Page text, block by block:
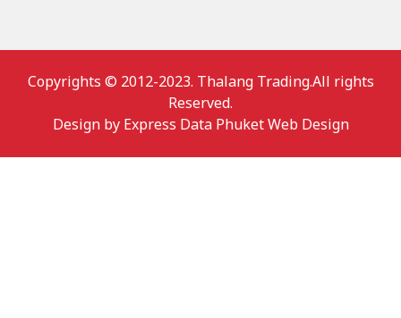
Copyrights © 2012-2023. Thalang Trading.All rights
Reserved.
Design by Express Data Phuket Web Design